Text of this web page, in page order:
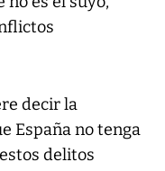
decir la
España no tenga
delitos